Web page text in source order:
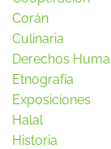
Corán
Culinaria
Derechos
Etnografía
Exposiciones
Halal
Historia